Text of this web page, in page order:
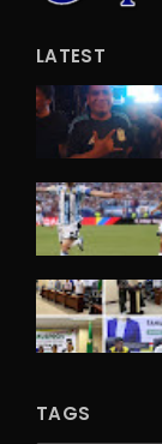
LATEST
TAGS